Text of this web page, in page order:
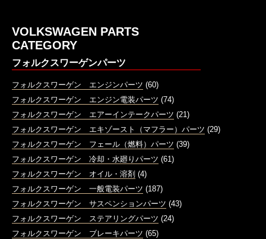
VOLKSWAGEN PARTS
CATEGORY
フォルクスワーゲンパーツ
フォルクスワーゲン エンジンパーツ (60)
フォルクスワーゲン エンジン電装パーツ (74)
フォルクスワーゲン エアーインテークパーツ (21)
フォルクスワーゲン エキゾースト（マフラー）パーツ (29)
フォルクスワーゲン フェール（燃料）パーツ (39)
フォルクスワーゲン 冷却・水廻りパーツ (61)
フォルクスワーゲン オイル・溶剤 (4)
フォルクスワーゲン 一般電装パーツ (187)
フォルクスワーゲン サスペンションパーツ (43)
フォルクスワーゲン ステアリングパーツ (24)
フォルクスワーゲン ブレーキパーツ (65)